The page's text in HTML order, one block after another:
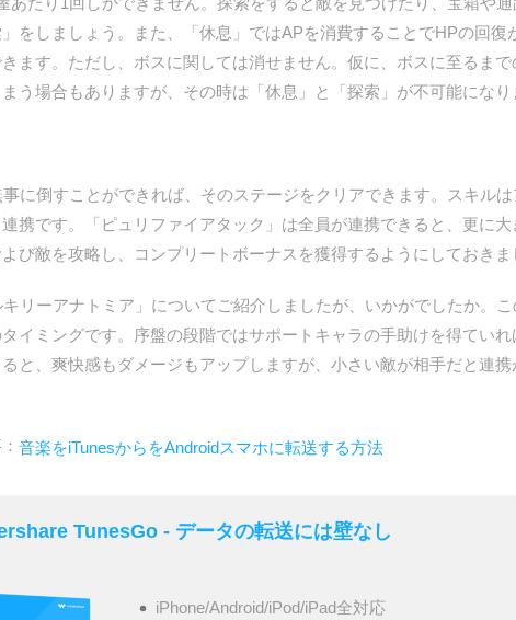
をしましょう。また、「休息」ではAPを消費することでHPの回
ます。ただし、ボスに関しては消せません。仮に、ボスに至るま
う場合もありますが、その時は「休息」と「探索」が不可能になり
に倒すことができれば、そのステージをクリアできます。スキル
携です。「ピュリファイアタック」は全員が連携できると、更に
び敵を攻略し、コンプリートボーナスを獲得するようにしておき
リーアナトミア」についてご紹介しましたが、いかがでしたか。
イミングです。序盤の段階ではサポートキャラの手助けを得てい
と、爽快感もダメージもアップしますが、小さい敵が相手だと連
音楽をiTunesからをAndroidスマホに転送する方法
TunesGo - データの転送には壁なし
iPhone/Android/iPod/iPad全対応